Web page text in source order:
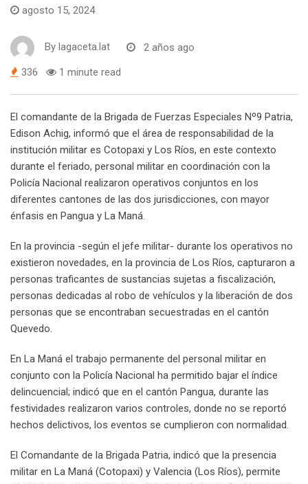
agosto 15, 2024
By lagaceta.lat 2 años ago
336 1 minute read
El comandante de la Brigada de Fuerzas Especiales Nº9 Patria,
Edison Achig, informó que el área de responsabilidad de la
institución militar es Cotopaxi y Los Ríos, en este contexto
durante el feriado, personal militar en coordinación con la
Policía Nacional realizaron operativos conjuntos en los
diferentes cantones de las dos jurisdicciones, con mayor
énfasis en Pangua y La Maná.
En la provincia -según el jefe militar- durante los operativos no
existieron novedades, en la provincia de Los Ríos, capturaron a
personas traficantes de sustancias sujetas a fiscalización,
personas dedicadas al robo de vehículos y la liberación de dos
personas que se encontraban secuestradas en el cantón
Quevedo.
En La Maná el trabajo permanente del personal militar en
conjunto con la Policía Nacional ha permitido bajar el índice
delincuencial; indicó que en el cantón Pangua, durante las
festividades realizaron varios controles, donde no se reportó
hechos delictivos, los eventos se cumplieron con normalidad.
El Comandante de la Brigada Patria, indicó que la presencia
militar en La Maná (Cotopaxi) y Valencia (Los Ríos), permite